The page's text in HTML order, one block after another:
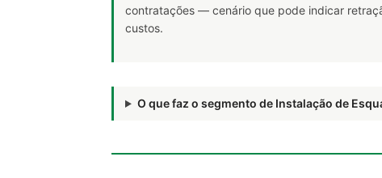
contratações — cenário que pode indicar
custos.
O que faz o segmento de Instalação de